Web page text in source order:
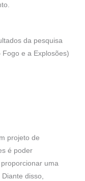
da pesquisa
e a Explosões)
projeto de
é poder
uma
disso,